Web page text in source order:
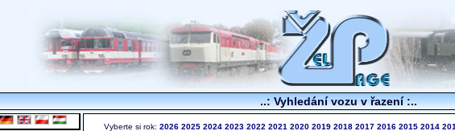
..: Vyhledání vozu v řazení :..
Vyberte si rok: 2026 2025 2024 2023 2022 2021 2020 2019 2018 2017 2016 2015 2014